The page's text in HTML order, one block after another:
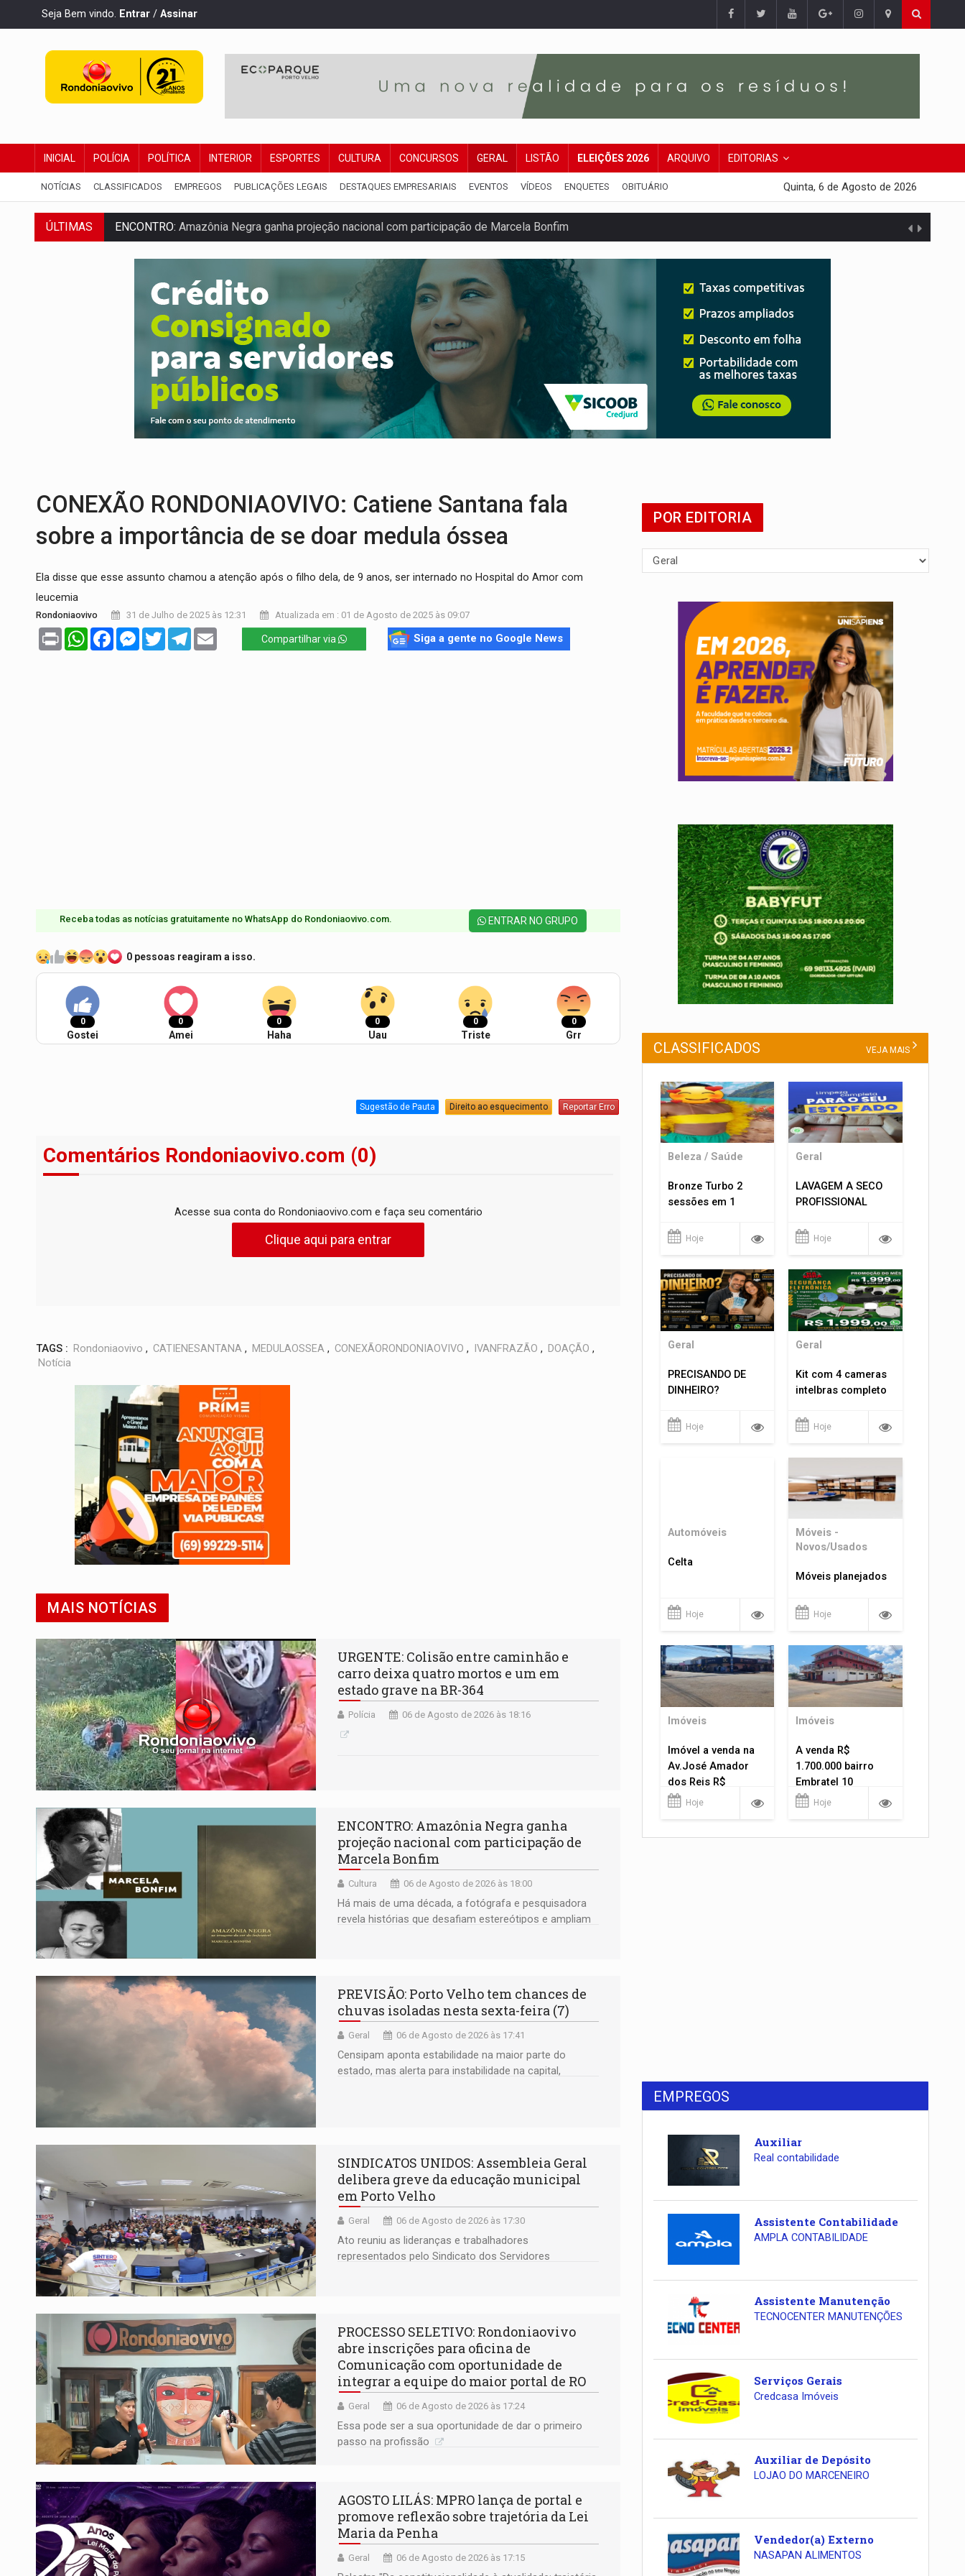
Seja Bem vindo. Entrar / Assinar
INICIAL POLÍCIA POLÍTICA INTERIOR ESPORTES CULTURA CONCURSOS GERAL LISTÃO ELEIÇÕES 2026 ARQUIVO EDITORIAS
NOTÍCIAS CLASSIFICADOS EMPREGOS PUBLICAÇÕES LEGAIS DESTAQUES EMPRESARIAIS EVENTOS VÍDEOS ENQUETES OBITUÁRIO Quinta, 6 de Agosto de 2026
ÚLTIMAS ENCONTRO: Amazônia Negra ganha projeção nacional com participação de Marcela Bonfim
PREVISÃO:Porto Velho tem chances de chuvas isoladas nesta sexta-feira (7)
SINDICATOS UNIDOS:Assembleia Geral delibera greve da educação municipal em Porto Velho
PROCESSO SELETIVO:Rondoniaovivo abre oficina de Comunicação com oportunidade de integrar equipe
AGOSTO LILÁS:MPRO lança de portal e promove reflexão sobre trajetória da Lei Maria da Penha
REGULARIZAÇÃO:Refis 2026 segue até o fim do ano para regularização de débitos
ROLIM DE MOURA:Programa da Energisa beneficia 60 famílias com geladeiras e ventiladores novos
VIOLÊNCIA VICÁRIA:MPRO obtém condenação de réu a 21 anos de prisão em Espigão do Oeste
CONEXÃO RONDONIAOVIVO: Catiene Santana fala
sobre a importância de se doar medula óssea
Ela disse que esse assunto chamou a atenção após o filho dela, de 9 anos, ser internado no Hospital do Amor com
leucemia
Rondoniaovivo 31 de Julho de 2025 às 12:31 Atualizada em : 01 de Agosto de 2025 às 09:07
Print WhatsAppFacebookMessenger
TwitterTelegram Compartilhar via Siga a gente no Google News
Receba todas as notícias gratuitamente no WhatsApp do Rondoniaovivo.com.​ ENTRAR NO GRUPO
0 pessoas reagiram a isso.
0
Gostei
0
Amei
0
Haha
0
Uau
0
Triste
0
Grr
Sugestão de Pauta Direito ao esquecimento Reportar Erro
Comentários Rondoniaovivo.com (0)
Acesse sua conta do Rondoniaovivo.com e faça seu comentário
Clique aqui para entrar
TAGS : Rondoniaovivo , CATIENESANTANA , MEDULAOSSEA , CONEXÃORONDONIAOVIVO , IVANFRAZÃO , DOAÇÃO ,
Notícia
MAIS NOTÍCIAS
URGENTE: Colisão entre caminhão e
carro deixa quatro mortos e um em
estado grave na BR-364
Polícia 06 de Agosto de 2026 às 18:16
ENCONTRO: Amazônia Negra ganha
projeção nacional com participação de
Marcela Bonfim
Cultura 06 de Agosto de 2026 às 18:00
Há mais de uma década, a fotógrafa e pesquisadora
revela histórias que desafiam estereótipos e ampliam
PREVISÃO: Porto Velho tem chances de
chuvas isoladas nesta sexta-feira (7)
Geral 06 de Agosto de 2026 às 17:41
Censipam aponta estabilidade na maior parte do
estado, mas alerta para instabilidade na capital,
SINDICATOS UNIDOS: Assembleia Geral
delibera greve da educação municipal
em Porto Velho
Geral 06 de Agosto de 2026 às 17:30
Ato reuniu as lideranças e trabalhadores
representados pelo Sindicato dos Servidores
PROCESSO SELETIVO: Rondoniaovivo
abre inscrições para oficina de
Comunicação com oportunidade de
integrar a equipe do maior portal de RO
Geral 06 de Agosto de 2026 às 17:24
Essa pode ser a sua oportunidade de dar o primeiro
passo na profissão
AGOSTO LILÁS: MPRO lança de portal e
promove reflexão sobre trajetória da Lei
Maria da Penha
Geral 06 de Agosto de 2026 às 17:15
POR EDITORIA
CLASSIFICADOS VEJA MAIS
Beleza / Saúde
Bronze Turbo 2
sessões em 1
Hoje
Geral
LAVAGEM A SECO
PROFISSIONAL
Hoje
Geral
PRECISANDO DE
DINHEIRO?
Hoje
Geral
Kit com 4 cameras
intelbras completo
Hoje
Automóveis
Celta
Hoje
Móveis -
Novos/Usados
Móveis planejados
Hoje
Imóveis
Imóvel a venda na
Av.José Amador
dos Reis R$
1.400.000
Hoje
Imóveis
A venda R$
1.700.000 bairro
Embratel 10
apartamentos!
Hoje
EMPREGOS
Auxiliar
Real contabilidade
Assistente Contabilidade
AMPLA CONTABILIDADE
Assistente Manutenção
TECNOCENTER MANUTENÇÕES
Serviços Gerais
Credcasa Imóveis
Auxiliar de Depósito
LOJAO DO MARCENEIRO
Vendedor(a) Externo
NASAPAN ALIMENTOS